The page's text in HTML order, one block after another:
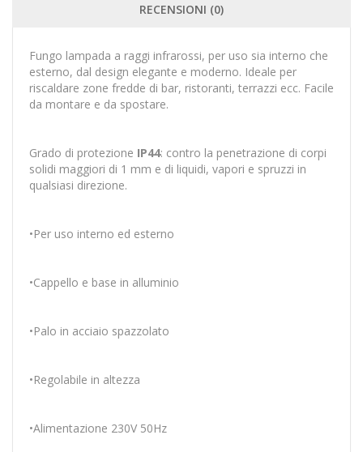
RECENSIONI (0)
Fungo lampada a raggi infrarossi, per uso sia interno che
esterno, dal design elegante e moderno. Ideale per
riscaldare zone fredde di bar, ristoranti, terrazzi ecc. Facile
da montare e da spostare.
Grado di protezione IP44: contro la penetrazione di corpi
solidi maggiori di 1 mm e di liquidi, vapori e spruzzi in
qualsiasi direzione.
•Per uso interno ed esterno
•Cappello e base in alluminio
•Palo in acciaio spazzolato
•Regolabile in altezza
•Alimentazione 230V 50Hz